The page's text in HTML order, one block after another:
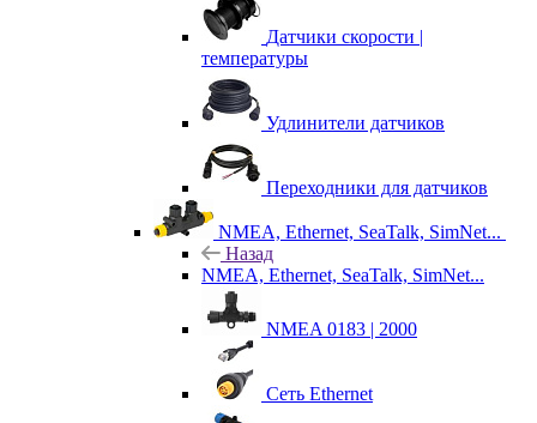
Датчики скорости |
температуры
Удлинители датчиков
Переходники для датчиков
NMEA, Ethernet, SeaTalk, SimNet...
Назад
NMEA, Ethernet, SeaTalk, SimNet...
NMEA 0183 | 2000
Сеть Ethernet